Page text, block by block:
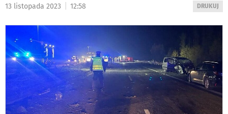
WYDRUKUJ
DO
DRUKUJ
13 listopada 2023 12:58